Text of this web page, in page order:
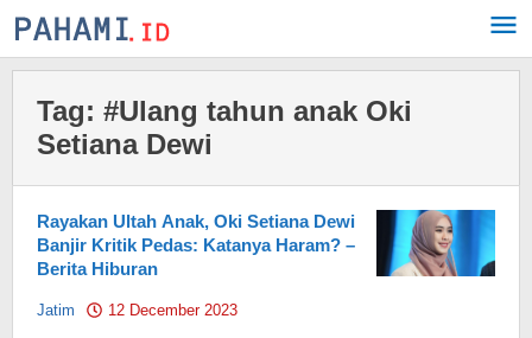
Skip
to
Tag: #Ulang tahun anak Oki
Setiana Dewi
Rayakan Ultah Anak, Oki Setiana Dewi
Banjir Kritik Pedas: Katanya Haram? –
Berita Hiburan
Jatim 12 December 2023